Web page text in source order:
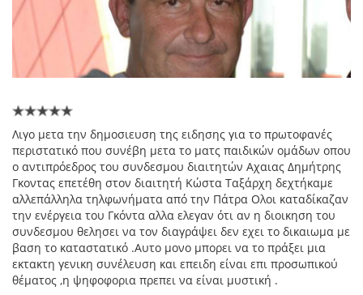
Λιγο μετα την δημοσιευση της ειδησης για το πρωτοφανές
περιστατικό που συνέβη μετα το ματς παιδικών ομάδων οπου
ο αντιπρόεδρος του συνδεσμου διαιτητών Αχαιας Δημήτρης
Γκοντας επετέθη στον διαιτητή Κώστα Ταξάρχη δεχτήκαμε
αλλεπάλληλα τηλφωνήματα από την Πάτρα Ολοι καταδίκαζαν
την ενέργεια του Γκόντα αλλα ελεγαν ότι αν η διοικηση του
συνδεσμου θελησει να τον διαγράψει δεν εχει το δικαιωμα με
βαση το καταστατικό .Αυτο μονο μπορει να το πράξει μια
εκτακτη γενικη συνέλευση και επειδη είναι επι προσωπικού
θέματος ,η ψηφοφορια πρεπει να είναι μυστική .